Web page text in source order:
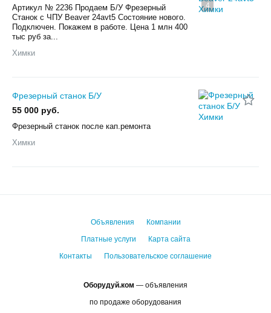
4
Артикул № 2236 Продаем Б/У Фрезерный
Станок с ЧПУ Beaver 24avt5 Состояние нового.
Подключен. Покажем в работе. Цена 1 млн 400
тыс руб за...
Химки
Фрезерный станок Б/У
55 000 руб.
Фрезерный станок после кап.ремонта
Химки
Оборудуй.ком — объявления
по продаже оборудования
Объявления
Компании
Платные услуги
Карта сайта
Контакты
Пользовательское соглашение